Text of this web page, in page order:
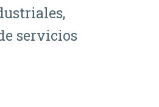
servicios